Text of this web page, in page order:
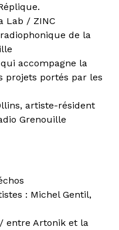
Lab / ZINC
de la
accompagne la
projets portés par les
artiste-résident
Grenouille
: Michel Gentil,
entre Artonik et la